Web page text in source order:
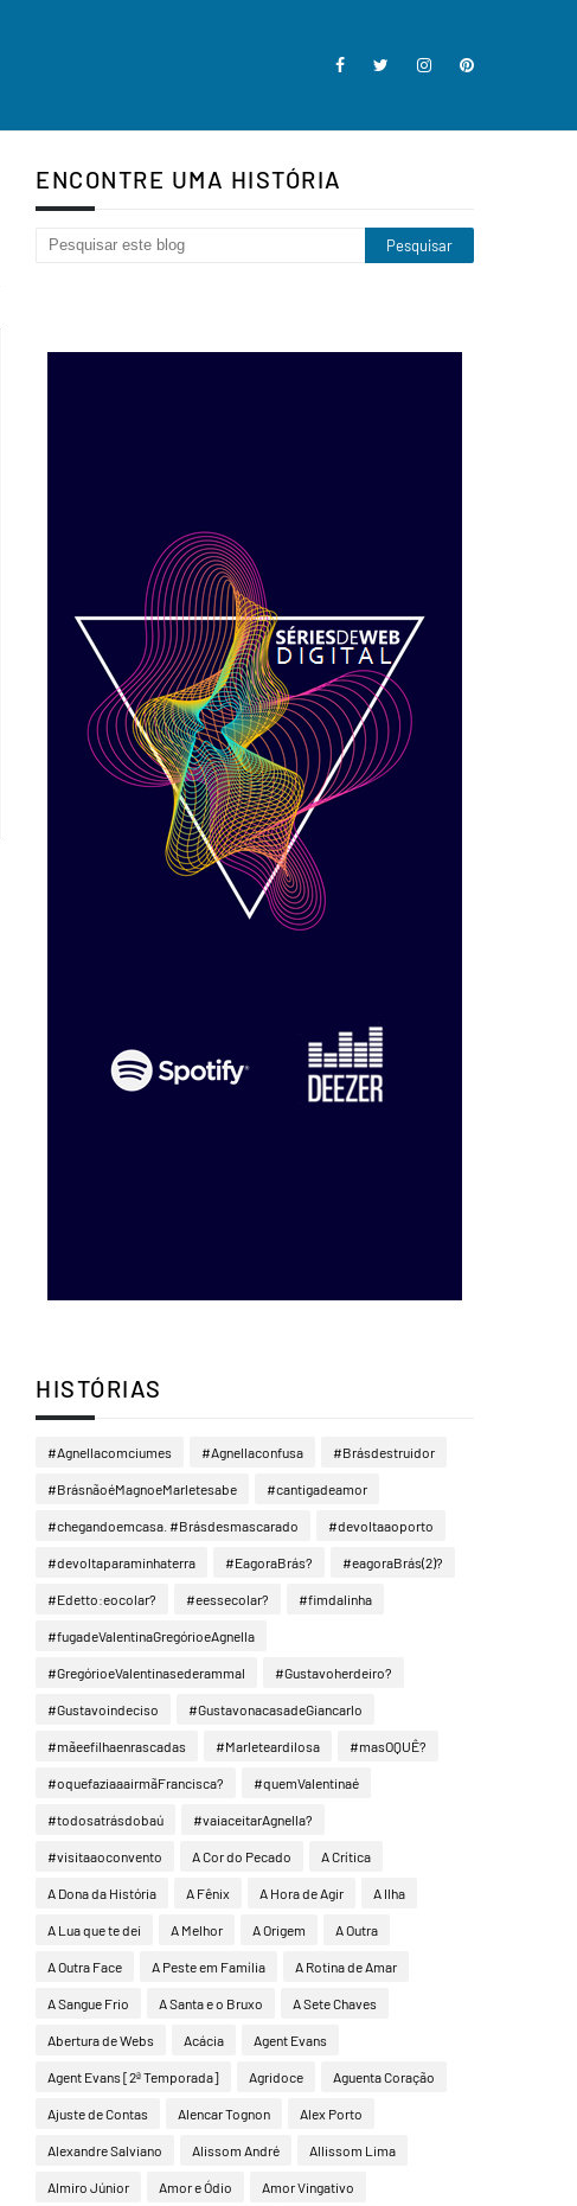
ENCONTRE UMA HISTÓRIA
HISTÓRIAS
#Agnellacomciumes #Agnellaconfusa #Brásdestruidor
#BrásnãoéMagnoeMarletesabe #cantigadeamor
#chegandoemcasa. #Brásdesmascarado #devoltaaoporto
#devoltaparaminhaterra #EagoraBrás? #eagoraBrás(2)?
#Edetto:eocolar? #eessecolar? #fimdalinha
#fugadeValentinaGregórioeAgnella
#GregórioeValentinasederammal #Gustavoherdeiro?
#Gustavoindeciso #GustavonacasadeGiancarlo
#mãeefilhaenrascadas #Marleteardilosa #masOQUÊ?
#oquefaziaaairmãFrancisca? #quemValentinaé
#todosatrásdobaú #vaiaceitarAgnella?
#visitaaoconvento A Cor do Pecado A Crítica
A Dona da História A Fênix A Hora de Agir A Ilha
A Lua que te dei A Melhor A Origem A Outra
A Outra Face A Peste em Família A Rotina de Amar
A Sangue Frio A Santa e o Bruxo A Sete Chaves
Abertura de Webs Acácia Agent Evans
Agent Evans [2ª Temporada] Agridoce Aguenta Coração
Ajuste de Contas Alencar Tognon Alex Porto
Alexandre Salviano Alissom André Allissom Lima
Almiro Júnior Amor e Ódio Amor Vingativo